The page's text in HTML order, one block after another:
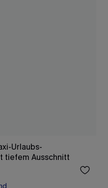
Urlaubs-
tiefem Ausschnitt